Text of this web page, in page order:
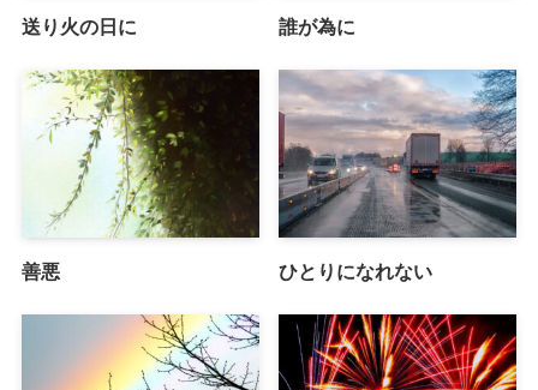
送り火の日に 誰が為に
善悪 ひとりになれない